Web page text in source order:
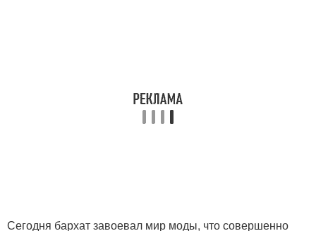
Сегодня бархат завоевал мир моды, что совершенно